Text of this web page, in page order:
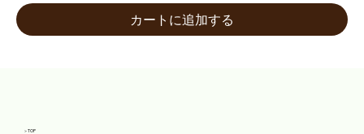
カートに追加する
＞TOP​